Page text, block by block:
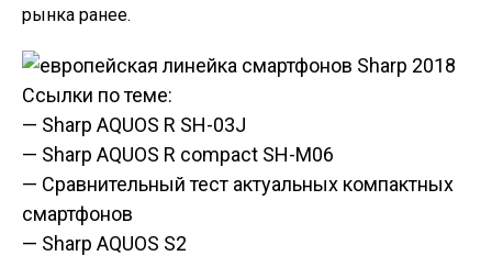
рынка ранее.
Ссылки по теме:
— Sharp AQUOS R SH-03J
— Sharp AQUOS R compact SH-M06
— Сравнительный тест актуальных компактных
смартфонов
— Sharp AQUOS S2